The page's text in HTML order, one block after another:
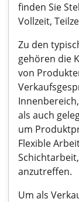
finden Sie
Vollzeit,
Zu den
gehören die
von
als auch
um
Flexible
anzutreffen.
Um als